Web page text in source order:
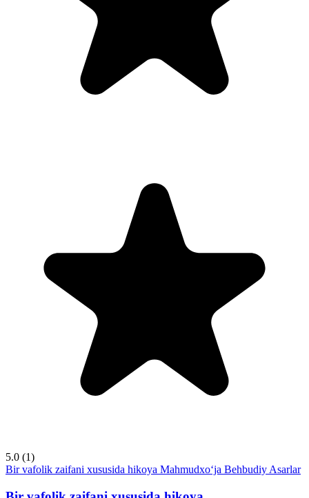
5.0 (1)
Bir vafolik zaifani xususida hikoya Mahmudxo‘ja Behbudiy Asarlar